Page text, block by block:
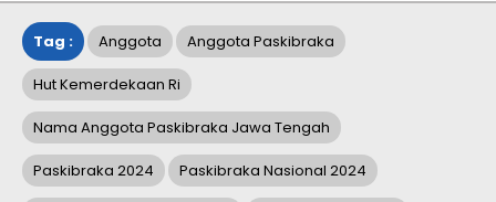
Tag : Anggota Anggota Paskibraka
Hut Kemerdekaan Ri
Nama Anggota Paskibraka Jawa Tengah
Paskibraka 2024 Paskibraka Nasional 2024